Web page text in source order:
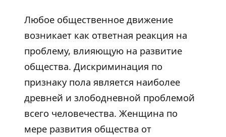
Любое общественное движение
возникает как ответная реакция на
проблему, влияющую на развитие
общества. Дискриминация по
признаку пола является наиболее
древней и злободневной проблемой
всего человечества. Женщина по
мере развития общества от